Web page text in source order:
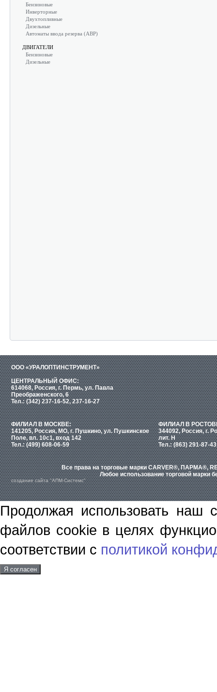
Бензиновые
Инверторные
Двухтопливные
Дизельные
Автоматы ввода резерва (АВР)
ДВИГАТЕЛИ
Бензиновые
Дизельные
ООО «УРАЛОПТИНСТРУМЕНТ»
ЦЕНТРАЛЬНЫЙ ОФИС:
614068, Россия, г. Пермь, ул. Павла
Преображенского, 6
Тел.: (342) 237-16-52, 237-16-27
ФИЛИАЛ В МОСКВЕ:
141205, Россия, МО, г. Пушкино, ул. Пушкинское
Поле, вл. 10с1, вход 142
Тел.: (499) 608-06-59
ФИЛИАЛ В
344092, Россия, г.
лит. Н
Тел.: (863) 291-87-43
Все права на торговые марки CARVER®, ПАРМА®,
Любое использование торговой марки
создание сайта "АПМ-Системс"
Продолжая использовать наш
файлов cookie в целях
соответствии с политикой
Я согласен